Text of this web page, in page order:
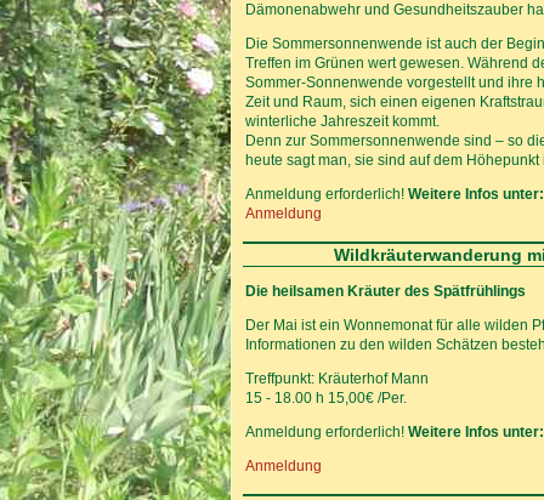
Dämonenabwehr und Gesundheitszauber
Die Sommersonnenwende ist auch der
Treffen im Grünen wert gewesen. Während
Sommer-Sonnenwende vorgestellt und ihre
Zeit und Raum, sich einen eigenen
winterliche Jahreszeit kommt.
Denn zur Sommersonnenwende sind – so
heute sagt man, sie sind auf dem
Anmeldung erforderlich! Weitere Infos unter:
Anmeldung
Wildkräuterwanderung
Die heilsamen Kräuter des Spätfrühlings
Der Mai ist ein Wonnemonat für alle wilden
Informationen zu den wilden Schätzen
Treffpunkt: Kräuterhof Mann
15 - 18.00 h 15,00€ /Per.
Anmeldung erforderlich! Weitere Infos unter:
Anmeldung